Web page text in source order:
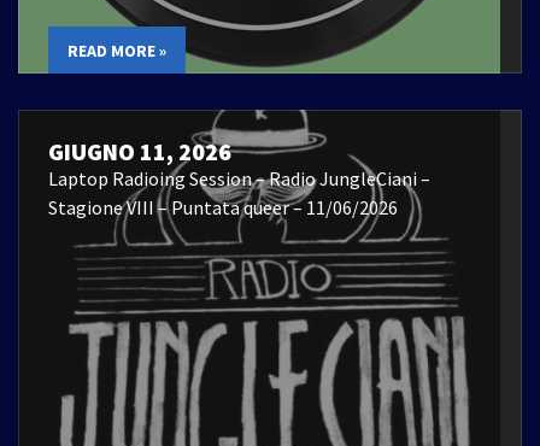
READ MORE »
GIUGNO 11, 2026
Laptop Radioing Session – Radio JungleCiani –
Stagione VIII – Puntata queer – 11/06/2026